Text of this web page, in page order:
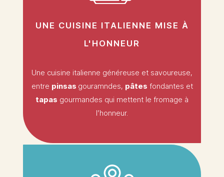
UNE CUISINE ITALIENNE MISE À
L'HONNEUR
Une cuisine italienne généreuse et savoureuse,
entre pinsas gouramndes, pâtes fondantes et
tapas gourmandes qui mettent le fromage à
l’honneur.